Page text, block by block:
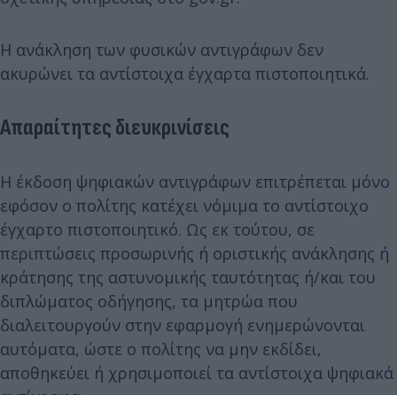
Η ανάκληση των φυσικών αντιγράφων δεν
ακυρώνει τα αντίστοιχα έγχαρτα πιστοποιητικά.
Απαραίτητες διευκρινίσεις
Η έκδοση ψηφιακών αντιγράφων επιτρέπεται μόνο
εφόσον ο πολίτης κατέχει νόμιμα το αντίστοιχο
έγχαρτο πιστοποιητικό. Ως εκ τούτου, σε
περιπτώσεις προσωρινής ή οριστικής ανάκλησης ή
κράτησης της αστυνομικής ταυτότητας ή/και του
διπλώματος οδήγησης, τα μητρώα που
διαλειτουργούν στην εφαρμογή ενημερώνονται
αυτόματα, ώστε ο πολίτης να μην εκδίδει,
αποθηκεύει ή χρησιμοποιεί τα αντίστοιχα ψηφιακά